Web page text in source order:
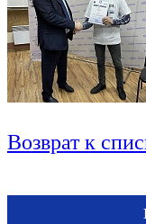
Возврат к